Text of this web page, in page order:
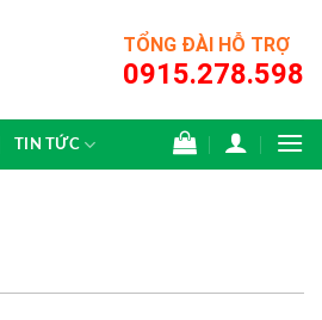
TỔNG ĐÀI HỖ TRỢ
0915.278.598
TIN TỨC